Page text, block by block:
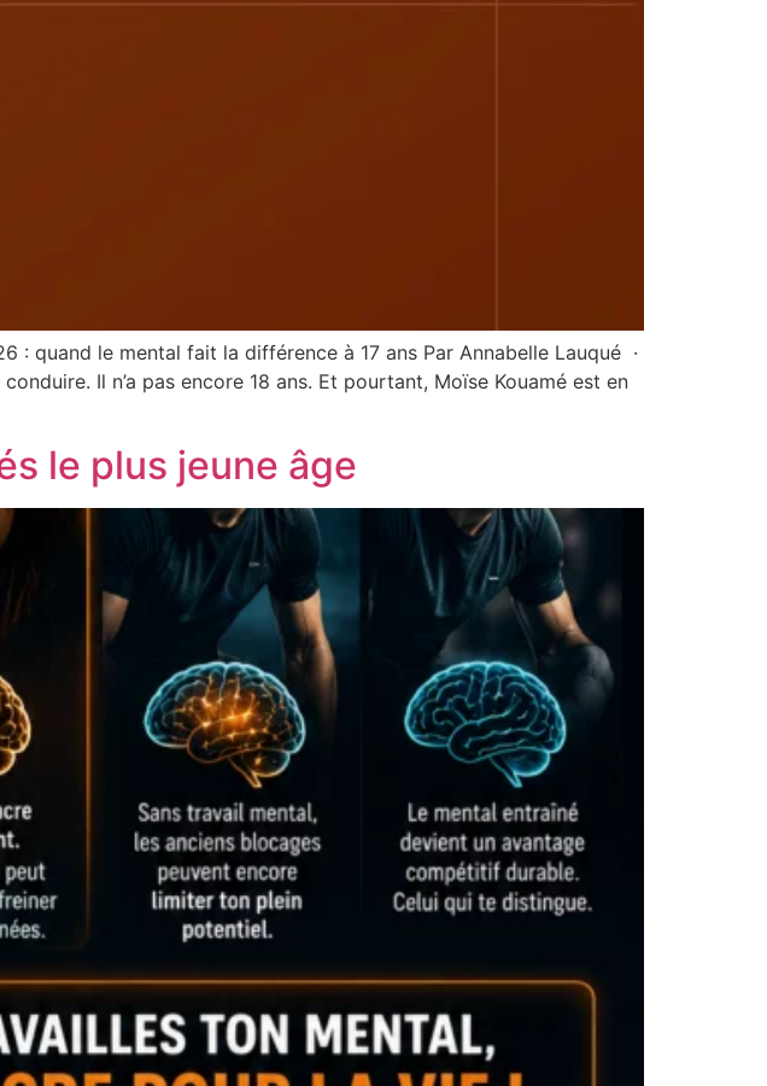
: quand le mental fait la différence à 17 ans Par Annabelle Lauqué ·
Il n’a pas encore 18 ans. Et pourtant, Moïse Kouamé est en
le plus jeune âge